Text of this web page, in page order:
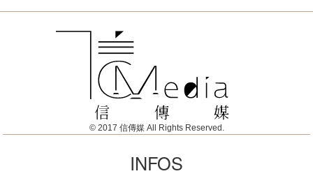
© 2017 信傳媒 All Rights Reserved.
INFOS